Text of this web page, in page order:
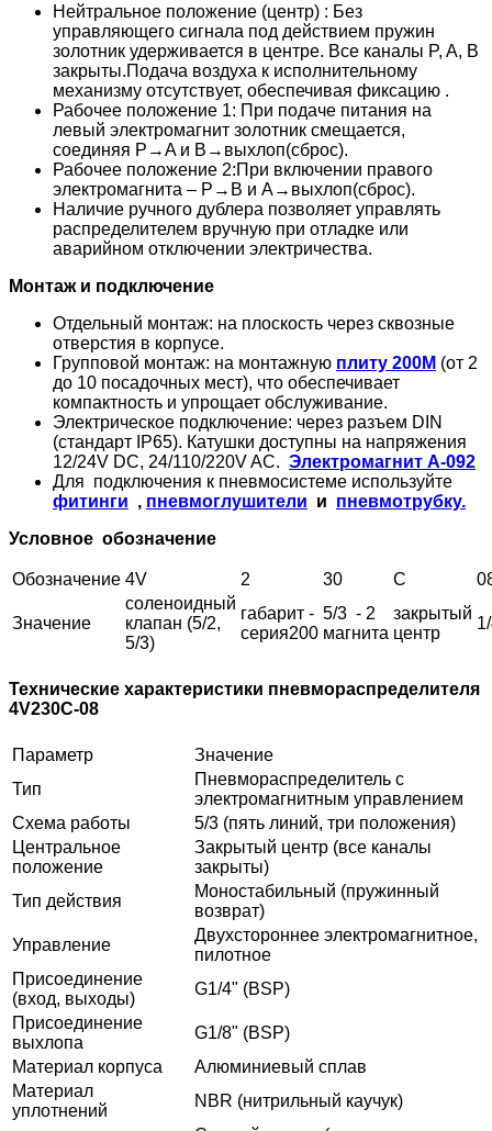
Нейтральное положение (центр) : Без
управляющего сигнала под действием пружин
золотник удерживается в центре. Все каналы P, A, B
закрыты.Подача воздуха к исполнительному
механизму отсутствует, обеспечивая фиксацию .
Рабочее положение 1: При подаче питания на
левый электромагнит золотник смещается,
соединяя P→A и B→выхлоп(сброс).
Рабочее положение 2:При включении правого
электромагнита – P→B и A→выхлоп(сброс).
Наличие ручного дублера позволяет управлять
распределителем вручную при отладке или
аварийном отключении электричества.
Монтаж и подключение
Отдельный монтаж: на плоскость через сквозные
отверстия в корпусе.
Групповой монтаж: на монтажную плиту 200М (от 2
до 10 посадочных мест), что обеспечивает
компактность и упрощает обслуживание.
Электрическое подключение: через разъем DIN
(стандарт IP65). Катушки доступны на напряжения
12/24V DC, 24/110/220V AC. Электромагнит А-092
Для подключения к пневмосистеме используйте
фитинги , пневмоглушители и пневмотрубку.
Условное обозначение
Обозначение 4V 2 30 С
Значение
соленоидный
клапан (5/2,
5/3)
габарит -
серия200
5/3 - 2
магнита
закрытый
центр
Технические характеристики пневмораспределителя
4V230С-08
Параметр
Значение
Тип
Пневмораспределитель с
электромагнитным управлением
Схема работы
5/3 (пять линий, три положения)
Центральное
положение
Закрытый центр (все каналы
закрыты)
Тип действия
Моностабильный (пружинный
возврат)
Управление
Двухстороннее электромагнитное,
пилотное
Присоединение
(вход, выходы)
G1/4" (BSP)
Присоединение
выхлопа
G1/8" (BSP)
Материал корпуса
Алюминиевый сплав
Материал
уплотнений
NBR (нитрильный каучук)